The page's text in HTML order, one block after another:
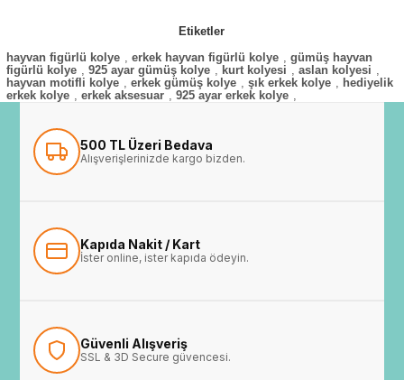
Etiketler
hayvan figürlü kolye , erkek hayvan figürlü kolye , gümüş hayvan
figürlü kolye , 925 ayar gümüş kolye , kurt kolyesi , aslan kolyesi ,
hayvan motifli kolye , erkek gümüş kolye , şık erkek kolye , hediyelik
erkek kolye , erkek aksesuar , 925 ayar erkek kolye ,
500 TL Üzeri Bedava
Alışverişlerinizde kargo bizden.
Kapıda Nakit / Kart
İster online, ister kapıda ödeyin.
Güvenli Alışveriş
SSL & 3D Secure güvencesi.